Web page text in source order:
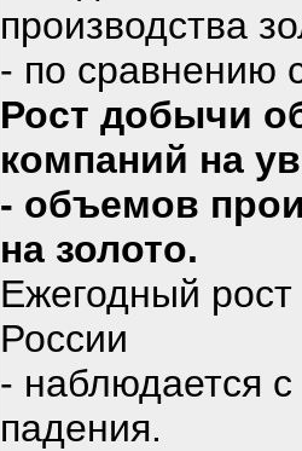
производства
- по сравнению
Рост добычи
компаний на
- объемов
на золото.
Ежегодный
России
- наблюдается с
падения.